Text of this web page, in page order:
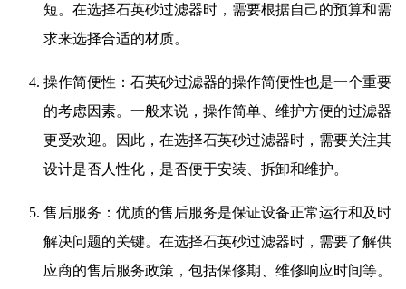
短。在选择石英砂过滤器时，需要根据自己的预算和需
求来选择合适的材质。
操作简便性：石英砂过滤器的操作简便性也是一个重要
的考虑因素。一般来说，操作简单、维护方便的过滤器
更受欢迎。因此，在选择石英砂过滤器时，需要关注其
设计是否人性化，是否便于安装、拆卸和维护。
售后服务：优质的售后服务是保证设备正常运行和及时
解决问题的关键。在选择石英砂过滤器时，需要了解供
应商的售后服务政策，包括保修期、维修响应时间等。